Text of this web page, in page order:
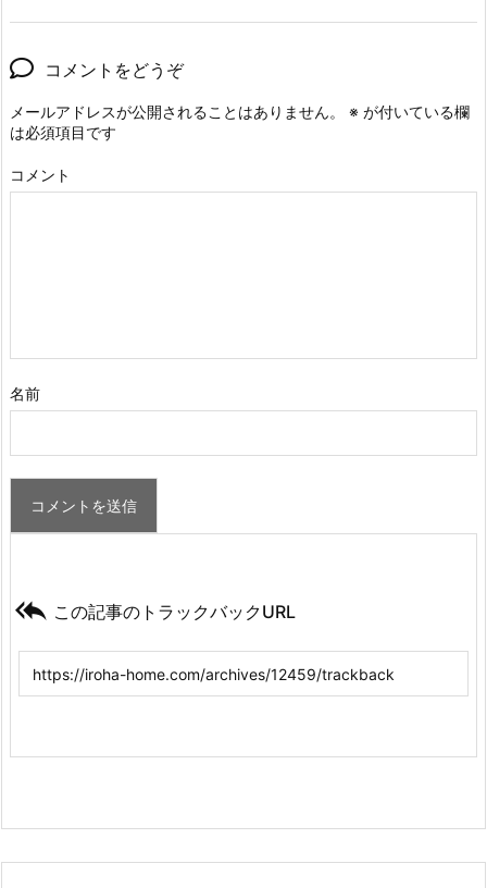
コメントをどうぞ
メールアドレスが公開されることはありません。 ※ が付いている欄
は必須項目です
コメント
名前
 この記事のトラックバックURL